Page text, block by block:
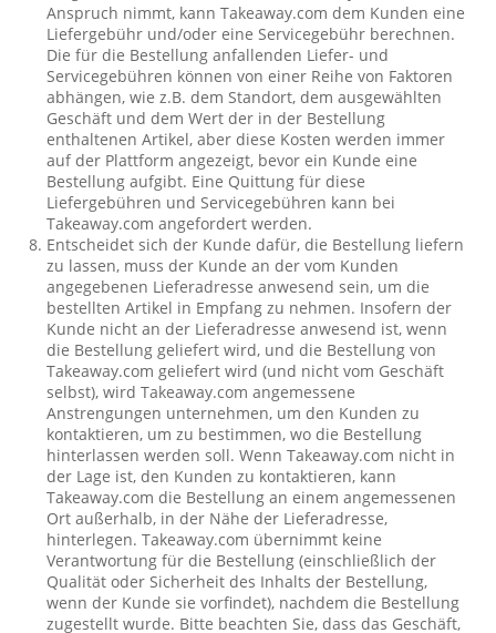
Anspruch nimmt, kann Takeaway.com dem Kunden eine
Liefergebühr und/oder eine Servicegebühr berechnen.
Die für die Bestellung anfallenden Liefer- und
Servicegebühren können von einer Reihe von Faktoren
abhängen, wie z.B. dem Standort, dem ausgewählten
Geschäft und dem Wert der in der Bestellung
enthaltenen Artikel, aber diese Kosten werden immer
auf der Plattform angezeigt, bevor ein Kunde eine
Bestellung aufgibt. Eine Quittung für diese
Liefergebühren und Servicegebühren kann bei
Takeaway.com angefordert werden.
Entscheidet sich der Kunde dafür, die Bestellung liefern
zu lassen, muss der Kunde an der vom Kunden
angegebenen Lieferadresse anwesend sein, um die
bestellten Artikel in Empfang zu nehmen. Insofern der
Kunde nicht an der Lieferadresse anwesend ist, wenn
die Bestellung geliefert wird, und die Bestellung von
Takeaway.com geliefert wird (und nicht vom Geschäft
selbst), wird Takeaway.com angemessene
Anstrengungen unternehmen, um den Kunden zu
kontaktieren, um zu bestimmen, wo die Bestellung
hinterlassen werden soll. Wenn Takeaway.com nicht in
der Lage ist, den Kunden zu kontaktieren, kann
Takeaway.com die Bestellung an einem angemessenen
Ort außerhalb, in der Nähe der Lieferadresse,
hinterlegen. Takeaway.com übernimmt keine
Verantwortung für die Bestellung (einschließlich der
Qualität oder Sicherheit des Inhalts der Bestellung,
wenn der Kunde sie vorfindet), nachdem die Bestellung
zugestellt wurde. Bitte beachten Sie, dass das Geschäft,